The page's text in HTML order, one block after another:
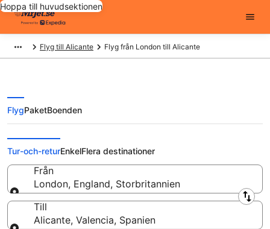
Hoppa till huvudsektionen
Flyg till Alicante Flyg från London till Alicante
Flyg från London till Alicante från
FlygPaketBoenden
Tur-och-returEnkelFlera destinationer
Från
London, England, Storbritannien
Från
Till
Alicante, Valencia, Spanien